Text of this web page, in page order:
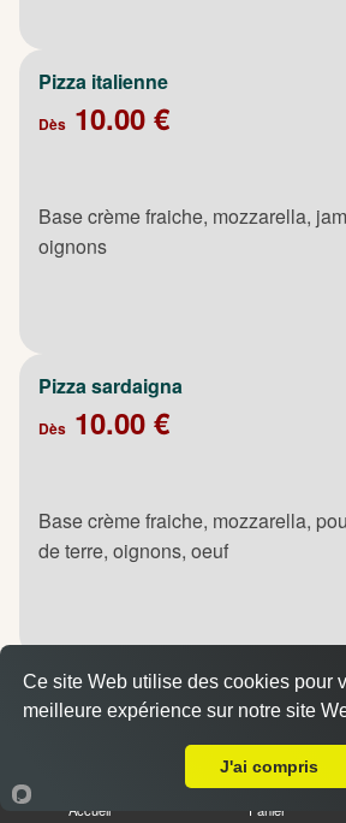
Pizza italienne
Dès 10.00 €
Base crème fraiche, mozzarella,
oignons
Pizza sardaigna
Dès 10.00 €
Base crème fraiche, mozzarella,
de terre, oignons, oeuf
Pizza saumon
10.00 €
Accueil Panier
Ce site Web utilise des cookies pour
meilleure expérience sur notre site
J'ai compris